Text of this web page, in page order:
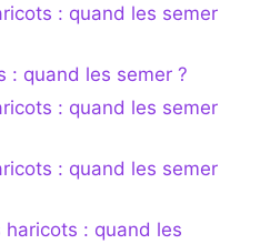
: quand les semer
: quand les semer ?
: quand les semer
: quand les semer
haricots : quand les